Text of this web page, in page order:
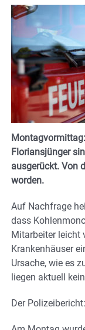
Floriansjünger
ausgerückt. Von
worden.
Auf Nachfrage
dass
Mitarbeiter leicht
Krankenhäuser
Ursache, wie es
liegen aktuell
Der Polizeibericht: